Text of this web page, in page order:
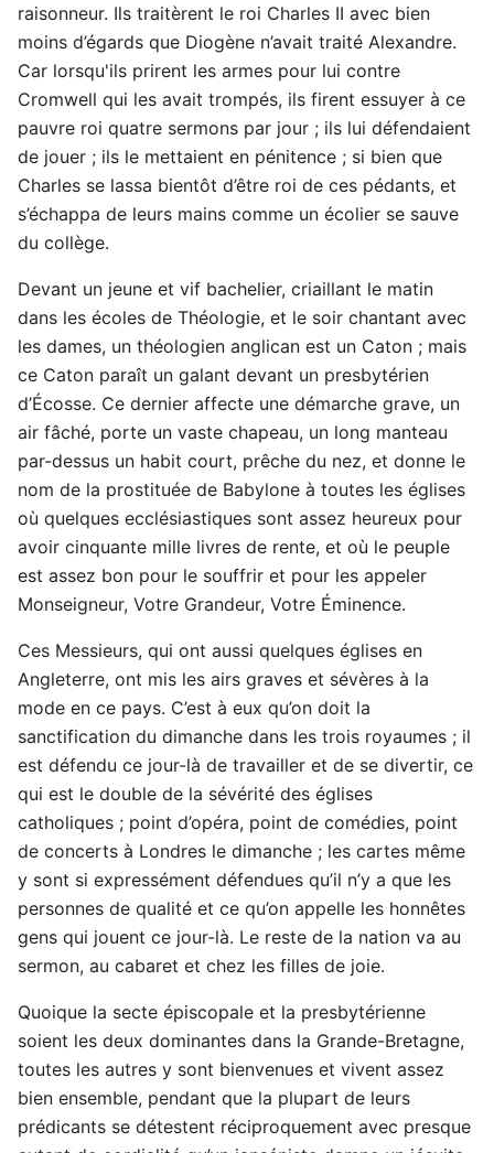
raisonneur. Ils traitèrent le roi Charles II avec bien
moins d’égards que Diogène n’avait traité Alexandre.
Car lorsqu'ils prirent les armes pour lui contre
Cromwell qui les avait trompés, ils firent essuyer à ce
pauvre roi quatre sermons par jour ; ils lui défendaient
de jouer ; ils le mettaient en pénitence ; si bien que
Charles se lassa bientôt d’être roi de ces pédants, et
s’échappa de leurs mains comme un écolier se sauve
du collège.
Devant un jeune et vif bachelier, criaillant le matin
dans les écoles de Théologie, et le soir chantant avec
les dames, un théologien anglican est un Caton ; mais
ce Caton paraît un galant devant un presbytérien
d’Écosse. Ce dernier affecte une démarche grave, un
air fâché, porte un vaste chapeau, un long manteau
par-dessus un habit court, prêche du nez, et donne le
nom de la prostituée de Babylone à toutes les églises
où quelques ecclésiastiques sont assez heureux pour
avoir cinquante mille livres de rente, et où le peuple
est assez bon pour le souffrir et pour les appeler
Monseigneur, Votre Grandeur, Votre Éminence.
Ces Messieurs, qui ont aussi quelques églises en
Angleterre, ont mis les airs graves et sévères à la
mode en ce pays. C’est à eux qu’on doit la
sanctification du dimanche dans les trois royaumes ; il
est défendu ce jour-là de travailler et de se divertir, ce
qui est le double de la sévérité des églises
catholiques ; point d’opéra, point de comédies, point
de concerts à Londres le dimanche ; les cartes même
y sont si expressément défendues qu’il n’y a que les
personnes de qualité et ce qu’on appelle les honnêtes
gens qui jouent ce jour-là. Le reste de la nation va au
sermon, au cabaret et chez les filles de joie.
Quoique la secte épiscopale et la presbytérienne
soient les deux dominantes dans la Grande-Bretagne,
toutes les autres y sont bienvenues et vivent assez
bien ensemble, pendant que la plupart de leurs
prédicants se détestent réciproquement avec presque